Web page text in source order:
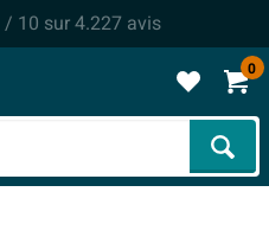
/ 10 sur4.227 avis
0